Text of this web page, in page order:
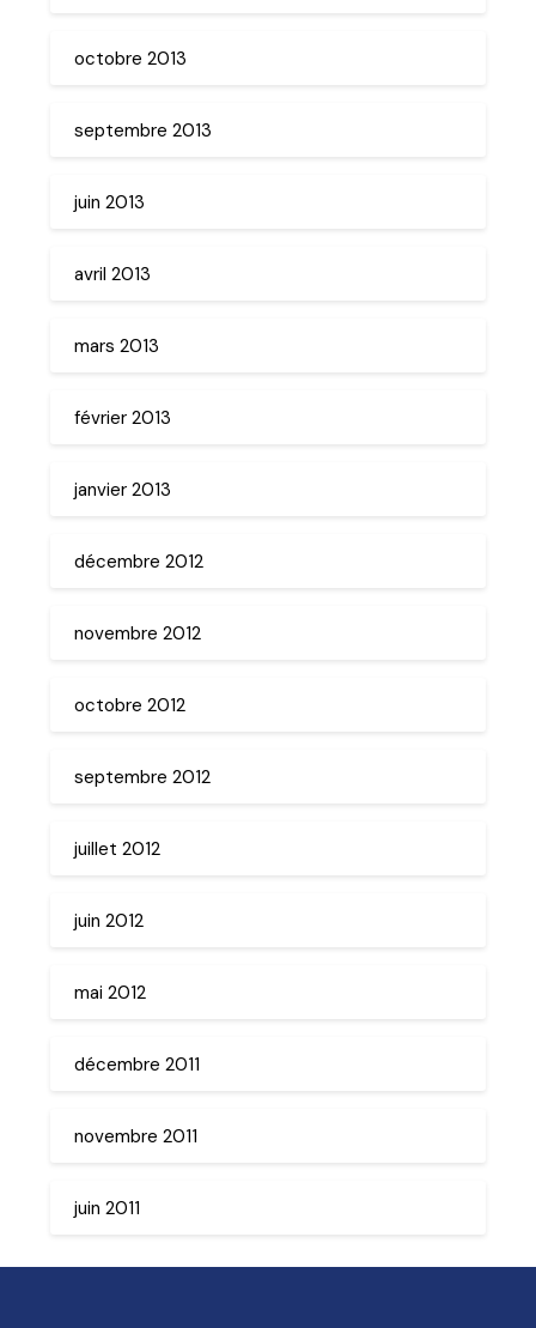
octobre 2013
septembre 2013
juin 2013
avril 2013
mars 2013
février 2013
janvier 2013
décembre 2012
novembre 2012
octobre 2012
septembre 2012
juillet 2012
juin 2012
mai 2012
décembre 2011
novembre 2011
juin 2011